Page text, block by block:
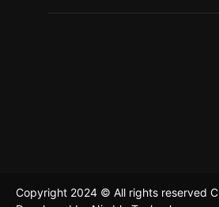
Copyright 2024 © All rights reserved